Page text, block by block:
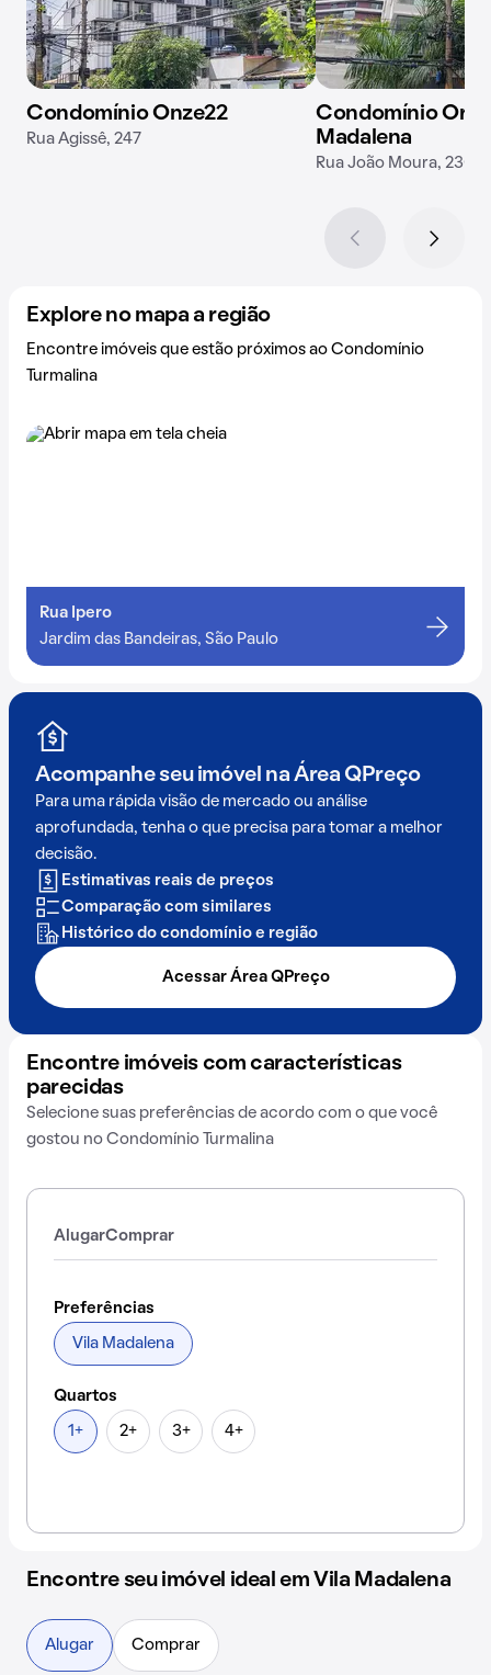
Condomínio Onze22
Rua Agissê, 247
Condomínio
Madalena
Rua João Moura, 2300
Explore no mapa a região
Encontre imóveis que estão próximos ao Condomínio
Turmalina
Rua Ipero
Jardim das Bandeiras, São Paulo
Acompanhe seu imóvel na Área QPreço
Para uma rápida visão de mercado ou análise
aprofundada, tenha o que precisa para tomar a melhor
decisão.
Estimativas reais de preços
Comparação com similares
Histórico do condomínio e região
Acessar Área QPreço
Encontre imóveis com características
parecidas
Selecione suas preferências de acordo com o que você
gostou no Condomínio Turmalina
AlugarComprar
Preferências
Vila Madalena
Quartos
1+ 2+ 3+ 4+
Encontre seu imóvel ideal em Vila Madalena
Alugar Comprar